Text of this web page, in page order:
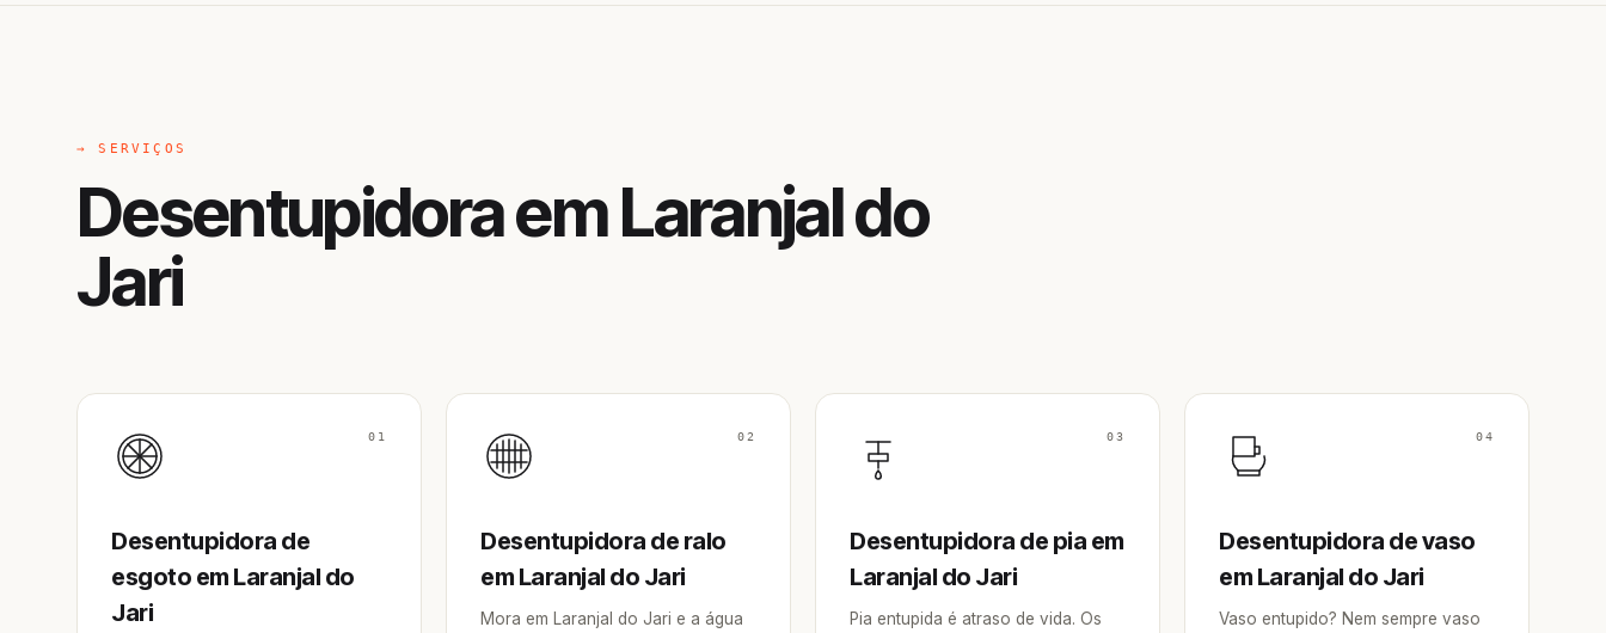
→ SERVIÇOS
Desentupidora em Laranjal do
Jari
01
Desentupidora de
esgoto em Laranjal do
Jari
02
Desentupidora de ralo
em Laranjal do Jari
Mora em Laranjal do Jari e a água
03
Desentupidora de pia em
Laranjal do Jari
Pia entupida é atraso de vida. Os
04
Desentupidora de vaso
em Laranjal do Jari
Vaso entupido? Nem sempre vaso